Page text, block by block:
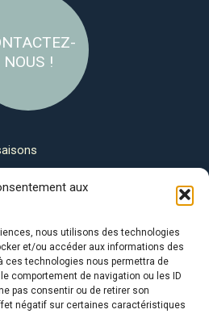
aux
nous utilisons des technologies
et/ou accéder aux informations des
ces technologies nous permettra de
comportement de navigation ou les ID
pas consentir ou de retirer son
négatif sur certaines caractéristiques
NOUS !